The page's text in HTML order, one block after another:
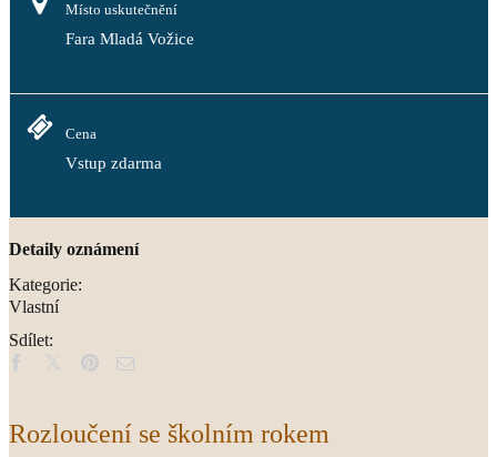
Místo uskutečnění
Fara Mladá Vožice
Cena
Vstup zdarma
Detaily oznámení
Kategorie:
Vlastní
Sdílet:
Rozloučení se školním rokem